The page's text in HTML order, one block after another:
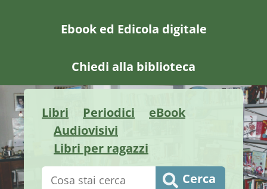
Ebook ed Edicola digitale
Chiedi alla biblioteca
Libri Periodici
eBook
Audiovisivi
Libri per ragazzi
Cerca su "Catalogo" Cerca